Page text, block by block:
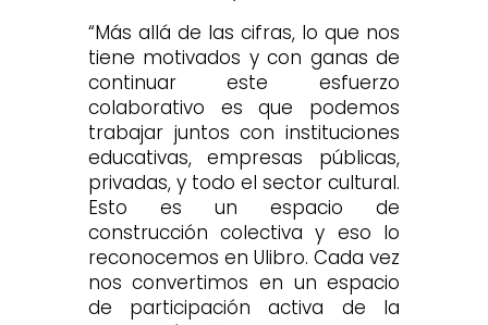
“Más allá de las cifras, lo que nos
tiene motivados y con ganas de
continuar este esfuerzo
colaborativo es que podemos
trabajar juntos con instituciones
educativas, empresas públicas,
privadas, y todo el sector cultural.
Esto es un espacio de
construcción colectiva y eso lo
reconocemos en Ulibro. Cada vez
nos convertimos en un espacio
de participación activa de la